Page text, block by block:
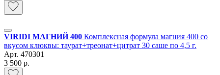
VIRIDI МАГНИЙ 400 Комплексная формула магния 400 со
вкусом клюквы: таурат+треонат+цитрат 30 саше по 4,5 г.
Арт. 470301
3 500 р.